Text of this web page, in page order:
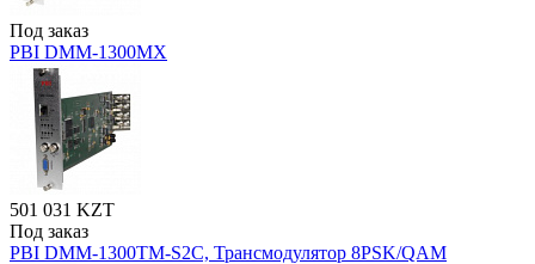
Под заказ
PBI DMM-1300МХ
501 031 KZT
Под заказ
PBI DMM-1300TM-S2C, Трансмодулятор 8PSK/QAM